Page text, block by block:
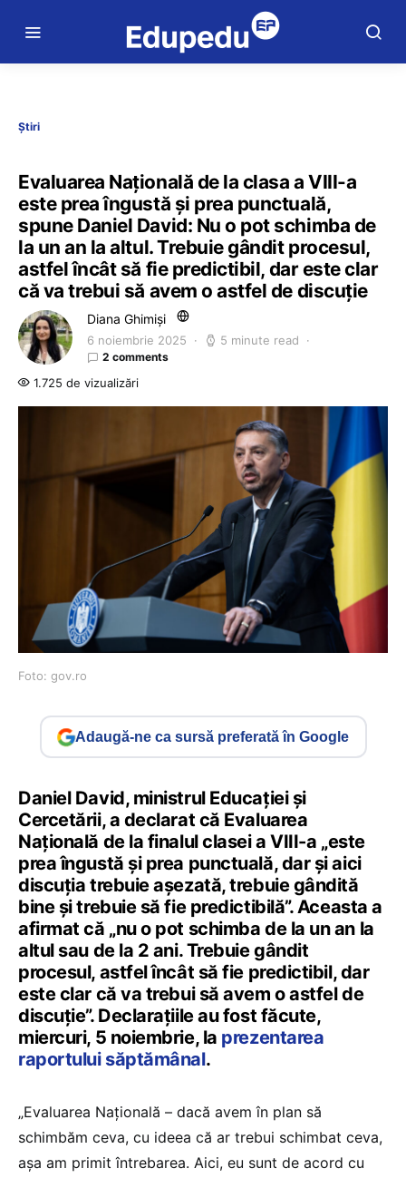
Știri
Evaluarea Națională de la clasa a VIII-a
este prea îngustă și prea punctuală,
spune Daniel David: Nu o pot schimba de
la un an la altul. Trebuie gândit procesul,
astfel încât să fie predictibil, dar este clar
că va trebui să avem o astfel de discuție
Diana Ghimiși
6 noiembrie 2025 5 minute read
2 comments
1.725 de vizualizări
Foto: gov.ro
Adaugă-ne ca sursă preferată în Google
Daniel David, ministrul Educației și
Cercetării, a declarat că Evaluarea
Națională de la finalul clasei a VIII-a „este
prea îngustă și prea punctuală, dar și aici
discuția trebuie așezată, trebuie gândită
bine și trebuie să fie predictibilă”. Aceasta a
afirmat că „nu o pot schimba de la un an la
altul sau de la 2 ani. Trebuie gândit
procesul, astfel încât să fie predictibil, dar
este clar că va trebui să avem o astfel de
discuție”. Declarațiile au fost făcute,
miercuri, 5 noiembrie, la prezentarea
raportului săptămânal.
„Evaluarea Națională – dacă avem în plan să
schimbăm ceva, cu ideea că ar trebui schimbat ceva,
așa am primit întrebarea. Aici, eu sunt de acord cu